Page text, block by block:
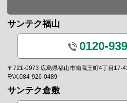
サンテク福山
0120-
〒721-0973 広島県福山市南蔵王町4丁目17-
FAX.084-926-0489
サンテク倉敷